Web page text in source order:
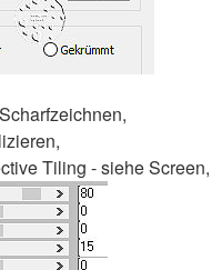
Tiling - siehe Screen,